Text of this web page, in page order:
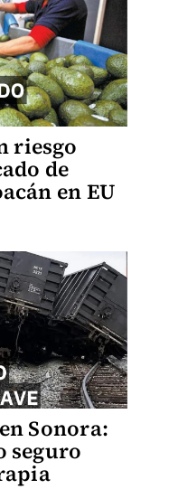
riesgo
de
en EU
Sonora:
seguro